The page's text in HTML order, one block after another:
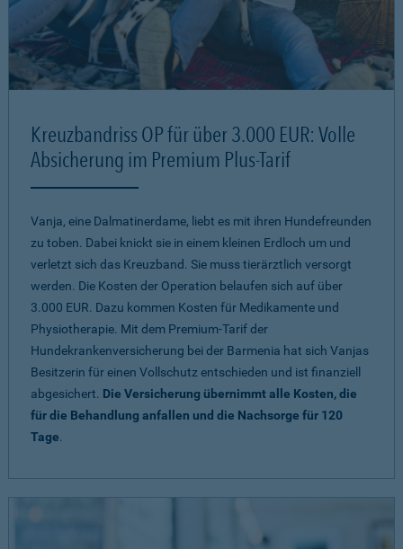
Kreuzbandriss OP für über 3.000 EUR: Volle
Absicherung im Premium Plus-Tarif
Vanja, eine Dalmatinerdame, liebt es mit ihren Hundefreunden
zu toben. Dabei knickt sie in einem kleinen Erdloch um und
verletzt sich das Kreuzband. Sie muss tierärztlich versorgt
werden. Die Kosten der Operation belaufen sich auf über
3.000 EUR. Dazu kommen Kosten für Medikamente und
Physiotherapie. Mit dem Premium-Tarif der
Hundekrankenversicherung bei der Barmenia hat sich Vanjas
Besitzerin für einen Vollschutz entschieden und ist finanziell
abgesichert. Die Versicherung übernimmt alle Kosten, die
für die Behandlung anfallen und die Nachsorge für 120
Tage.